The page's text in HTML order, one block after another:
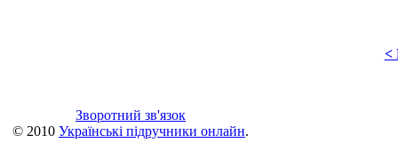
<
Зворотний зв'язок
© 2010 Українські підручники онлайн.